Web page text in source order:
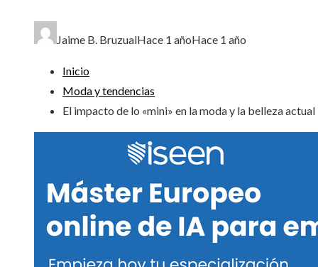
Jaime B. BruzualHace 1 añoHace 1 año
Inicio
Moda y tendencias
El impacto de lo «mini» en la moda y la belleza actual